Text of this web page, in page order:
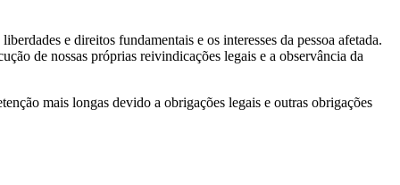
e direitos fundamentais e os interesses da pessoa afetada.
de nossas próprias reivindicações legais e a observância da
mais longas devido a obrigações legais e outras obrigações